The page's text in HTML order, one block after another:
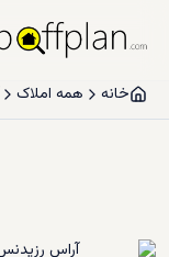
خانه همه املاک